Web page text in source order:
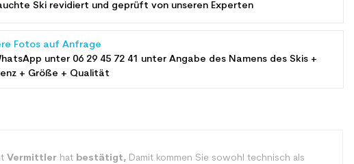
Ski revidiert und geprüft von unseren Experten
Fotos auf Anfrage
unter 06 29 45 72 41 unter Angabe des Namens des Skis +
+ Größe + Qualität
Vermittlerhat bestätigt,Damit kommen Sie sowohl technisch als